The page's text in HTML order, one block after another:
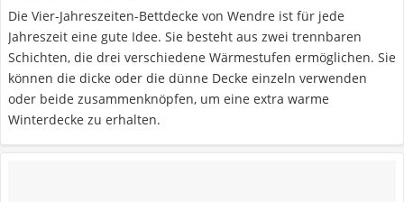
Die Vier-Jahreszeiten-Bettdecke von Wendre ist für jede
Jahreszeit eine gute Idee. Sie besteht aus zwei trennbaren
Schichten, die drei verschiedene Wärmestufen ermöglichen. Sie
können die dicke oder die dünne Decke einzeln verwenden
oder beide zusammenknöpfen, um eine extra warme
Winterdecke zu erhalten.